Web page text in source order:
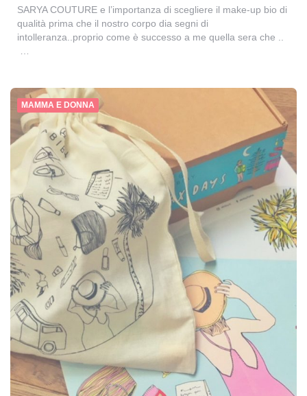
SARYA COUTURE e l’importanza di scegliere il make-up bio di
qualità prima che il nostro corpo dia segni di
intolleranza..proprio come è successo a me quella sera che ..
MAMMA E DONNA